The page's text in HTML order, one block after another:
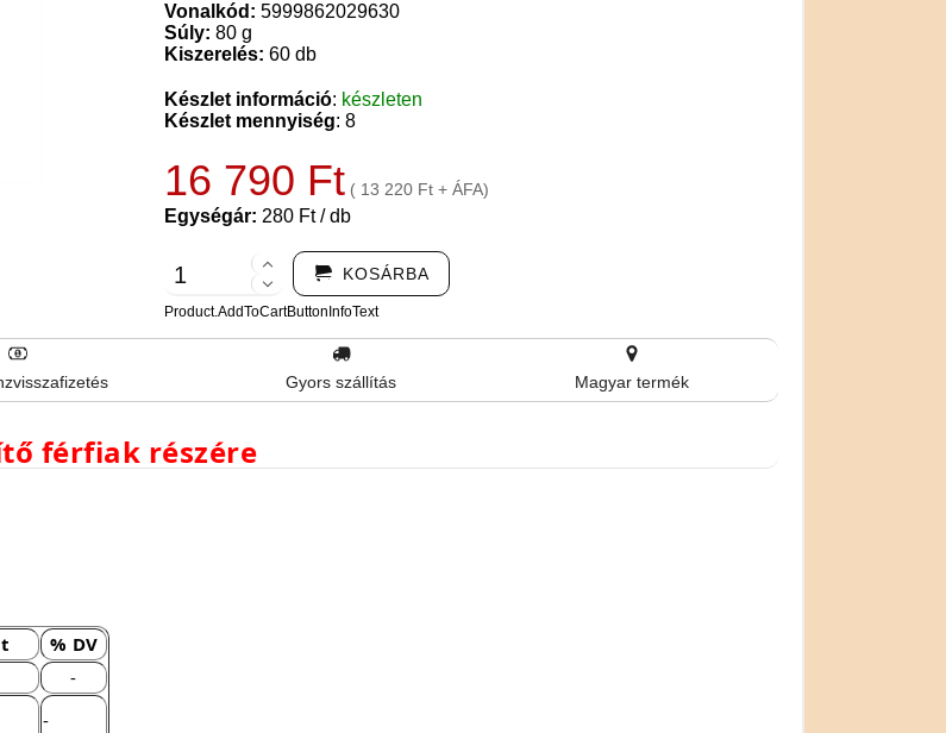
Vonalkód: 5999862029630
Súly: 80 g
Kiszerelés: 60 db
Készlet információ: készleten
Készlet mennyiség: 8
16 790 Ft ( 13 220 Ft + ÁFA)
Egységár: 280 Ft / db
KOSÁRBA
Product.AddToCartButtonInfoText
Gyors szállítás Magyar termék
férfiak részére
% DV
-
-